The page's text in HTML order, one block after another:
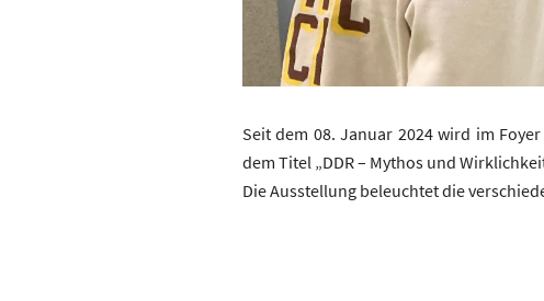
Seit dem 08. Januar 2024 wird im
dem Titel „DDR – Mythos und
Die Ausstellung beleuchtet die